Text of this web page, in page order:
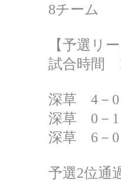
8チーム
【予選リ
試合時間
深草 4－
深草 0－
深草 6－
予選2位通